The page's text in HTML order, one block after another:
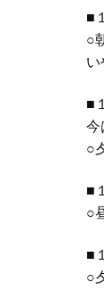
■
○
い
■
今
○
■
○
■
○